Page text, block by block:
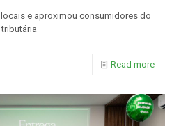
e aproximou consumidores do
Read more